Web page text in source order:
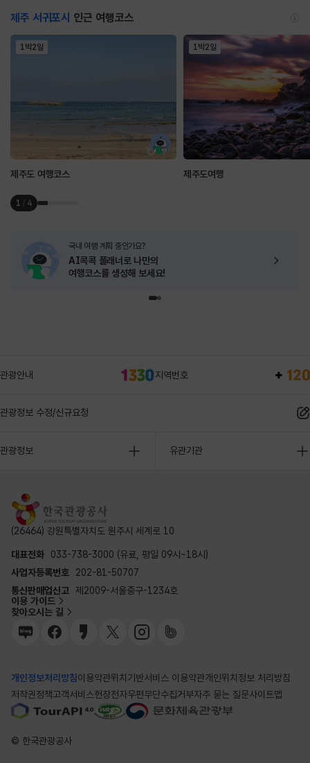
제주 서귀포시 인근 여행코스
1박2일
제주도 여행코스
1박2일
제주도여행
1 / 4
국내 여행 계획 중인가요?
AI콕콕 플래너로 나만의
여행코스를 생성해 보세요!
관광안내 지역번호
관광정보 수정/신규요청
관광정보 유관기관
(26464) 강원특별자치도 원주시 세계로 10
대표전화
033-738-3000 (유료, 평일 09시~18시)
사업자등록번호
202-81-50707
통신판매업신고 제2009-서울중구-1234호
이용 가이드
찾아오시는 길
개인정보처리방침이용약관위치기반서비스 이용약관개인위치정보 처리방침
저작권정책고객서비스헌장전자우편무단수집거부자주 묻는 질문사이트맵
© 한국관광공사